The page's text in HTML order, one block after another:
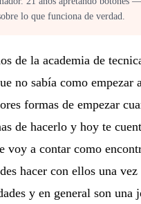
lo que funciona de verdad.
de la academia de
no sabía como empezar
formas de empezar
de hacerlo y hoy te
a contar como
hacer con ellos una
y en general son